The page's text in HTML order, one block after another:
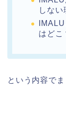
しない
はどこ
という内容で